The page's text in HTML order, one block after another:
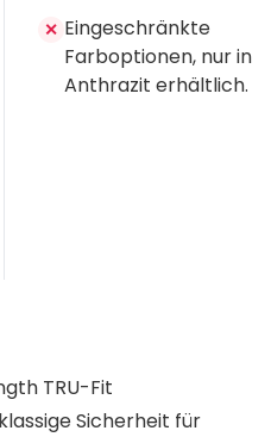
✕ Eingeschränkte
Farboptionen, nur in
Anthrazit erhältlich.
TRU-Fit
Sicherheit für